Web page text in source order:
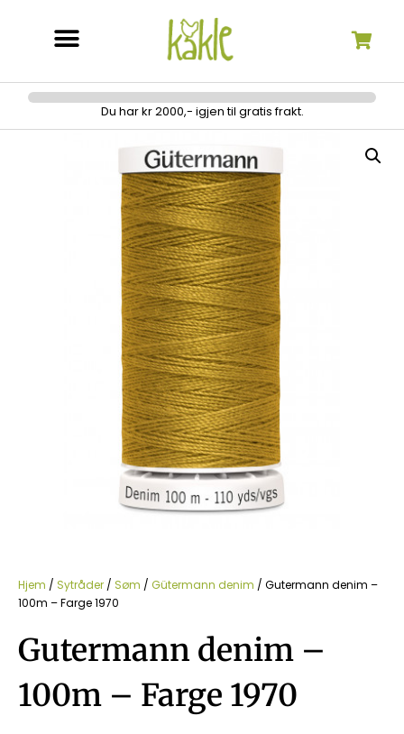
Du har kr 2000,- igjen til gratis frakt.
Hjem / Sytråder / Søm / Gütermann denim / Gutermann denim –
100m – Farge 1970
Gutermann denim –
100m – Farge 1970